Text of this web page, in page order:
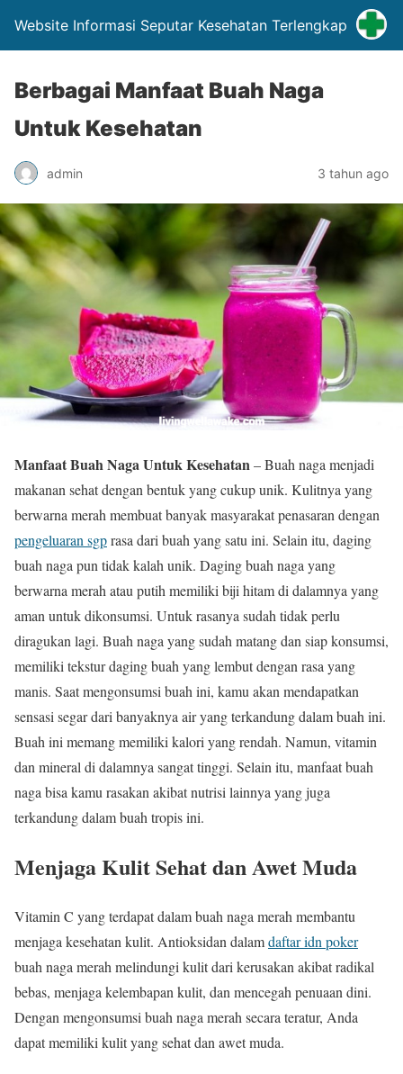
Website Informasi Seputar Kesehatan Terlengkap
Berbagai Manfaat Buah Naga
Untuk Kesehatan
admin 3 tahun ago
Manfaat Buah Naga Untuk Kesehatan– Buah naga menjadi
makanan sehat dengan bentuk yang cukup unik. Kulitnya yang
berwarna merah membuat banyak masyarakat penasaran dengan
pengeluaran sgprasa dari buah yang satu ini. Selain itu, daging
buah naga pun tidak kalah unik. Daging buah naga yang
berwarna merah atau putih memiliki biji hitam di dalamnya yang
aman untuk dikonsumsi. Untuk rasanya sudah tidak perlu
diragukan lagi. Buah naga yang sudah matang dan siap konsumsi,
memiliki tekstur daging buah yang lembut dengan rasa yang
manis. Saat mengonsumsi buah ini, kamu akan mendapatkan
sensasi segar dari banyaknya air yang terkandung dalam buah ini.
Buah ini memang memiliki kalori yang rendah. Namun, vitamin
dan mineral di dalamnya sangat tinggi. Selain itu, manfaat buah
naga bisa kamu rasakan akibat nutrisi lainnya yang juga
terkandung dalam buah tropis ini.
Menjaga Kulit Sehat dan Awet Muda
Vitamin C yang terdapat dalam buah naga merah membantu
menjaga kesehatan kulit. Antioksidan dalamdaftar idn poker
buah naga merah melindungi kulit dari kerusakan akibat radikal
bebas, menjaga kelembapan kulit, dan mencegah penuaan dini.
Dengan mengonsumsi buah naga merah secara teratur, Anda
dapat memiliki kulit yang sehat dan awet muda.